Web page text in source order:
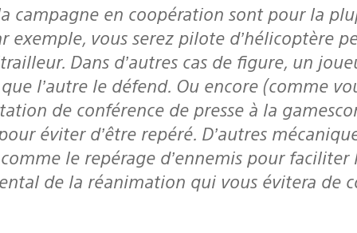
exemple, vous serez pilote d’hélicoptère
Dans d’autres cas de figure, un
l’autre le défend. Ou encore (comme
de conférence de presse à la
éviter d’être repéré. D’autres
le repérage d’ennemis pour faciliter
de la réanimation qui vous évitera de